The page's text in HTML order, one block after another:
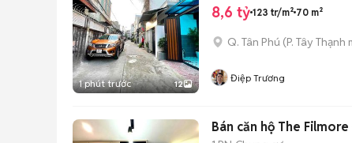
1 phút trước 12
8,6 tỷ 123 tr/m² 70 m²
Q. Tân Phú (P. Tây Thạnh
Điệp Trương
Bán căn hộ The